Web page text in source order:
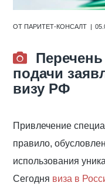
ОТПАРИТЕТ-КОНСАЛТ
подачи
визу РФ
Привлечение
правило,
использования
Сегодня виза в